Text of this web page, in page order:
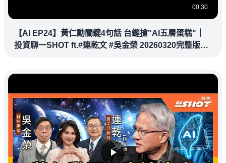
00:30
【AI EP24】黃仁勳關鍵4句話 台鏈搶"AI五層蛋糕"｜
投資聊一SHOT ft.#連乾文 #吳金榮 20260320完整版